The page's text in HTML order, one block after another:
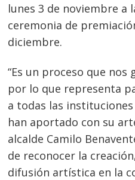
lunes 3 de noviembre a
ceremonia de
diciembre.
“Es un proceso que
por lo que representa
a todas las
han aportado con su
alcalde Camilo
de reconocer la
difusión artística en la